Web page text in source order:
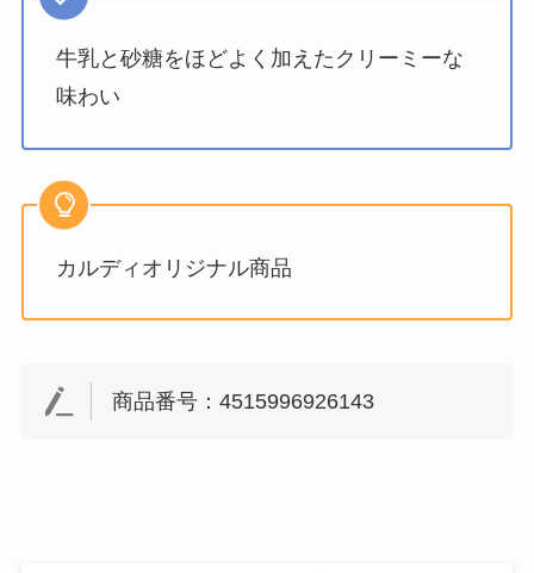
牛乳と砂糖をほどよく加えたクリーミーな
味わい
カルディオリジナル商品
商品番号：4515996926143